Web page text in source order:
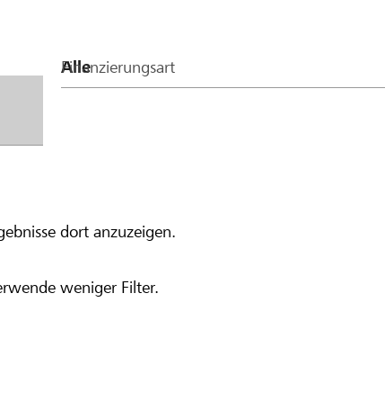
Finanzierungsart
dort anzuzeigen.
weniger Filter.